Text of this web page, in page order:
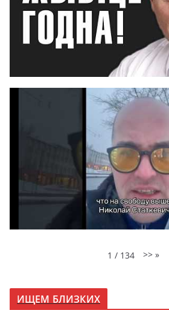
1 / 134 >> »
ИЩЕМ БЛИЗКИХ